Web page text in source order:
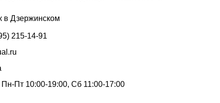
в Дзержинском
215-14-91
Пт 10:00-19:00, Сб 11:00-17:00